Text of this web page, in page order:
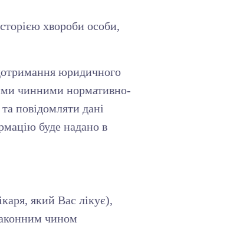
хвороби особи,
юридичного
чинними нормативно-
повідомляти дані
буде надано в
який Вас лікує),
чином